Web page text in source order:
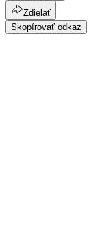
Zdielať
Skopírovať odkaz